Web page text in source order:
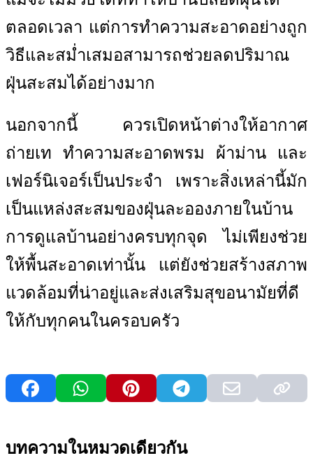
ตลอดเวลา แต่การทำความสะอาดอย่างถูก
วิธีและสม่ำเสมอสามารถช่วยลดปริมาณ
ฝุ่นสะสมได้อย่างมาก
นอกจากนี้ ควรเปิดหน้าต่างให้อากาศ
ถ่ายเท ทำความสะอาดพรม ผ้าม่าน และ
เฟอร์นิเจอร์เป็นประจำ เพราะสิ่งเหล่านี้มัก
เป็นแหล่งสะสมของฝุ่นละอองภายในบ้าน
การดูแลบ้านอย่างครบทุกจุด ไม่เพียงช่วย
ให้พื้นสะอาดเท่านั้น แต่ยังช่วยสร้างสภาพ
แวดล้อมที่น่าอยู่และส่งเสริมสุขอนามัยที่ดี
ให้กับทุกคนในครอบครัว
บทความในหมวดเดียวกัน